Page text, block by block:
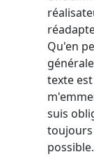
Qu'en
texte
suis
toujours
possible.